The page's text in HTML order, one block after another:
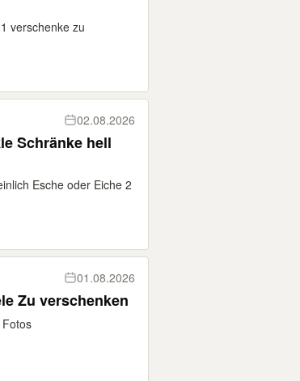
verschenke zu
02.08.2026
Schränke hell
Esche oder Eiche 2
01.08.2026
Zu verschenken